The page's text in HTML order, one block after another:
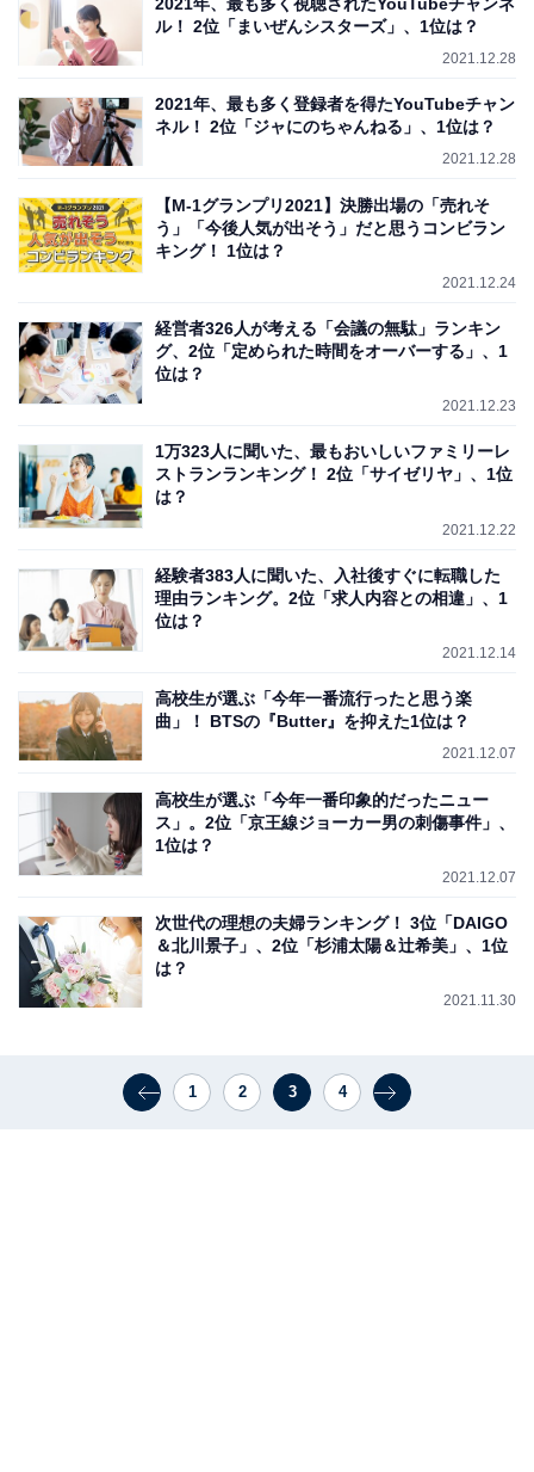
ル！ 2位「まいぜんシスターズ」、1位は？
2021.12.28
2021年、最も多く登録者を得たYouTubeチャン
ネル！ 2位「ジャにのちゃんねる」、1位は？
2021.12.28
【M-1グランプリ2021】決勝出場の「売れそ
う」「今後人気が出そう」だと思うコンビラン
キング！ 1位は？
2021.12.24
経営者326人が考える「会議の無駄」ランキン
グ、2位「定められた時間をオーバーする」、1
位は？
2021.12.23
1万323人に聞いた、最もおいしいファミリーレ
ストランランキング！ 2位「サイゼリヤ」、1位
は？
2021.12.22
経験者383人に聞いた、入社後すぐに転職した
理由ランキング。2位「求人内容との相違」、1
位は？
2021.12.14
高校生が選ぶ「今年一番流行ったと思う楽
曲」！ BTSの『Butter』を抑えた1位は？
2021.12.07
高校生が選ぶ「今年一番印象的だったニュー
ス」。2位「京王線ジョーカー男の刺傷事件」、
1位は？
2021.12.07
次世代の理想の夫婦ランキング！ 3位「DAIGO
＆北川景子」、2位「杉浦太陽＆辻希美」、1位
は？
2021.11.30
1 2 3 4